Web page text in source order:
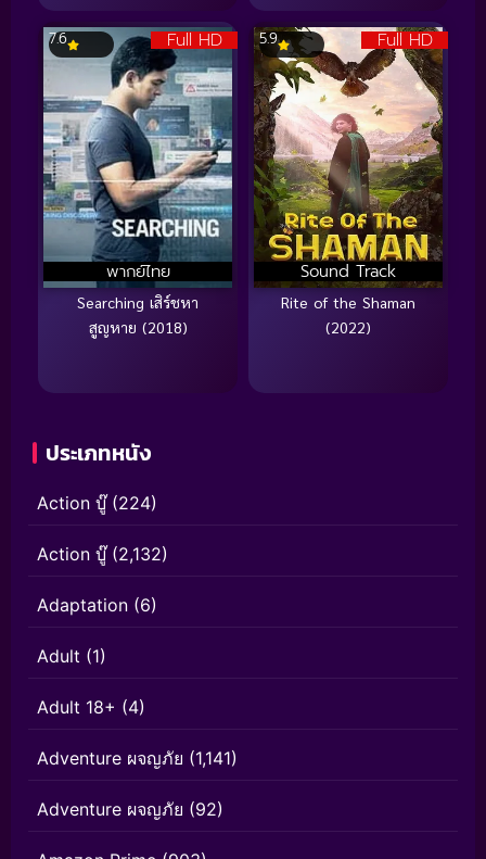
Full HD
พากย์ไทย
7.6
Searching เสิร์ชหา
สูญหาย (2018)
Full HD
Sound Track
5.9
Rite of the Shaman
(2022)
ประเภทหนัง
Action บู๊(224)
Action บู๊(2,132)
Adaptation (6)
Adult (1)
Adult 18+ (4)
Adventure ผจญภัย (1,141)
Adventure ผจญภัย (92)